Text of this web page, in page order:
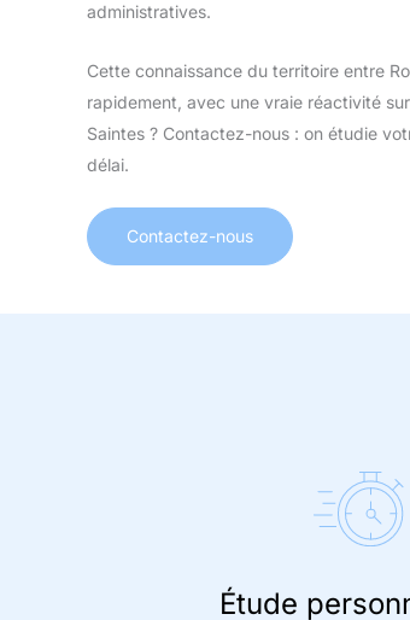
administratives.
Cette connaissance du territoire entre
rapidement, avec une vraie réactivité
Saintes ? Contactez-nous : on étudie
délai.
Contactez-nous
Étude